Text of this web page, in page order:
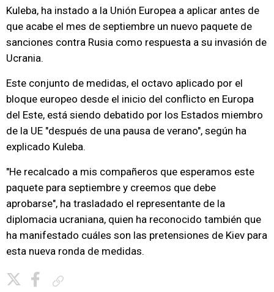
Kuleba, ha instado a la Unión Europea a aplicar antes de
que acabe el mes de septiembre un nuevo paquete de
sanciones contra Rusia como respuesta a su invasión de
Ucrania.
Este conjunto de medidas, el octavo aplicado por el
bloque europeo desde el inicio del conflicto en Europa
del Este, está siendo debatido por los Estados miembro
de la UE "después de una pausa de verano", según ha
explicado Kuleba.
"He recalcado a mis compañeros que esperamos este
paquete para septiembre y creemos que debe
aprobarse", ha trasladado el representante de la
diplomacia ucraniana, quien ha reconocido también que
ha manifestado cuáles son las pretensiones de Kiev para
esta nueva ronda de medidas.